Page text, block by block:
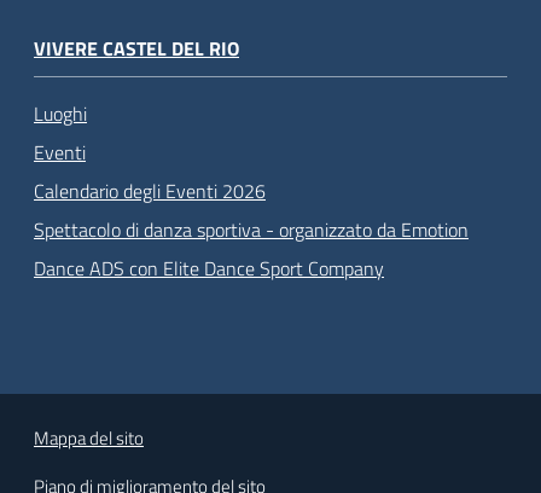
VIVERE CASTEL DEL RIO
Luoghi
Eventi
Calendario degli Eventi 2026
Spettacolo di danza sportiva - organizzato da Emotion
Dance ADS con Elite Dance Sport Company
Mappa del sito
Piano di miglioramento del sito